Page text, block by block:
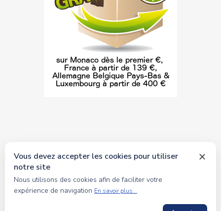
© 2026 tous droits réservés Toyscollection. Réalisation
oceanesoft.com
Vous devez accepter les cookies pour utiliser
notre site
Nous utilisons des cookies afin de faciliter votre
expérience de navigation En savoir plus...